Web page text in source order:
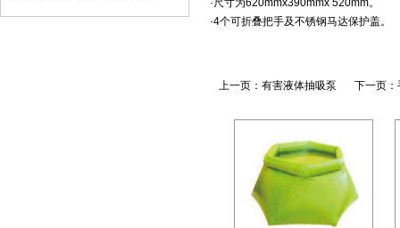
·尺寸为620mmx390mmx 520mm。
·4个可折叠把手及不锈钢马达保护盖。
上一页： 有害液体抽吸泵 下一页：